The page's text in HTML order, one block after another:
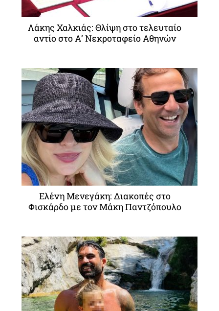
Λάκης Χαλκιάς: Θλίψη στο τελευταίο
αντίο στο Α’ Νεκροταφείο Αθηνών
Ελένη Μενεγάκη: Διακοπές στο
Φισκάρδο με τον Μάκη Παντζόπουλο